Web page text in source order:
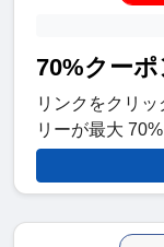
70%クー
リンクをクリ
リーが最大